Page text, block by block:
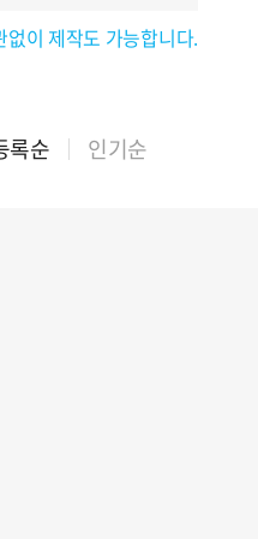
이 제작도 가능합니다.
록순 인기순